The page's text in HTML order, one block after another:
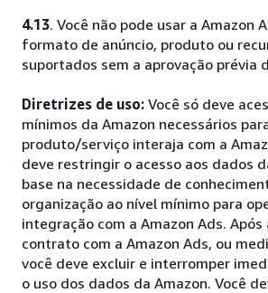
4.13. Você não pode usar a Amazon
formato de anúncio, produto ou
suportados sem a aprovação prévia
Diretrizes de uso: Você só deve
mínimos da Amazon necessários
produto/serviço interaja com a
deve restringir o acesso aos dados
base na necessidade de
organização ao nível mínimo para
integração com a Amazon Ads. Após
contrato com a Amazon Ads, ou
você deve excluir e interromper
o uso dos dados da Amazon. Você